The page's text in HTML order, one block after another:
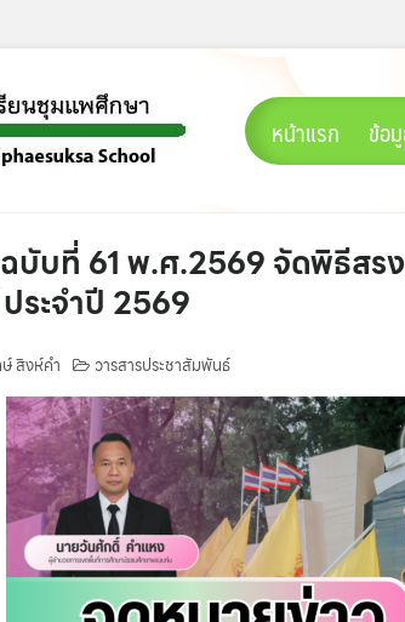
หน้าแรก ข้อ
บับที่ 61 พ.ศ.2569 จัดพิธีสร
ระจำปี 2569
สิงห์คำ วารสารประชาสัมพันธ์